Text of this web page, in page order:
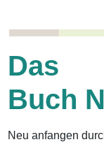
Das
Buch
Neu anfangen